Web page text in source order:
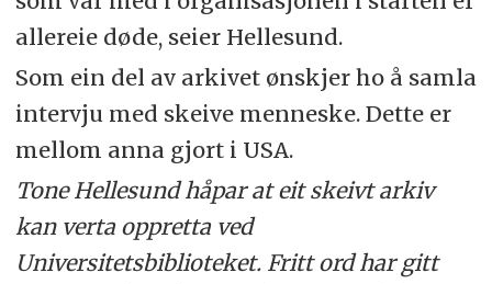
allereie døde, seier Hellesund.
Som ein del av arkivet ønskjer ho å samla
intervju med skeive menneske. Dette er
mellom anna gjort i USA.
Tone Hellesund håpar at eit skeivt arkiv
kan verta oppretta ved
Universitetsbiblioteket. Fritt ord har gitt